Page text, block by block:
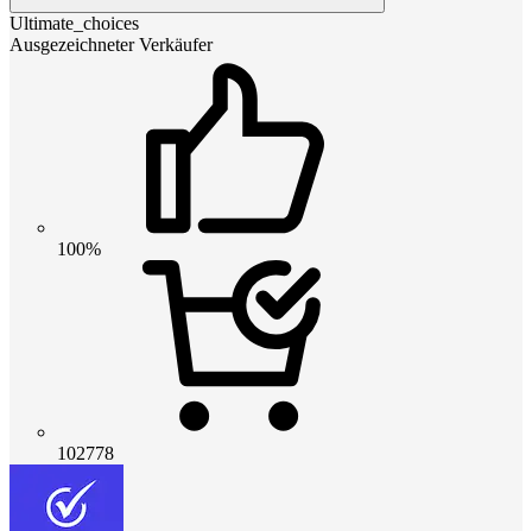
Ultimate_choices
Ausgezeichneter Verkäufer
100%
102778